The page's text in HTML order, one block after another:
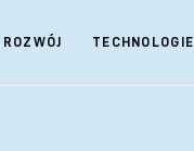
ROZWÓJ TECHNOLOGIE